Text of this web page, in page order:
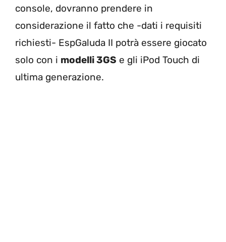
console, dovranno prendere in
considerazione il fatto che -dati i requisiti
richiesti- EspGaluda II potrà essere giocato
solo con i modelli 3GS e gli iPod Touch di
ultima generazione.